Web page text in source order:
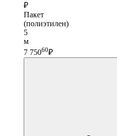
₽
Пакет
(полиэтилен)
5
м
7 75060₽